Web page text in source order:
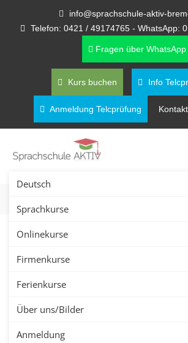
info@sprachschule-aktiv-
Telefon: 0421 / 49174765 - WhatsApp:
Fragen über WhatsApp
Kurs buchen Info
Anmeldung Telcprüfung
Deutsch
Sprachkurse
Onlinekurse
Firmenkurse
Ferienkurse
Über uns/Bilder
Anmeldung
Persisch lernen in
Persischkurse –
Sprachschule